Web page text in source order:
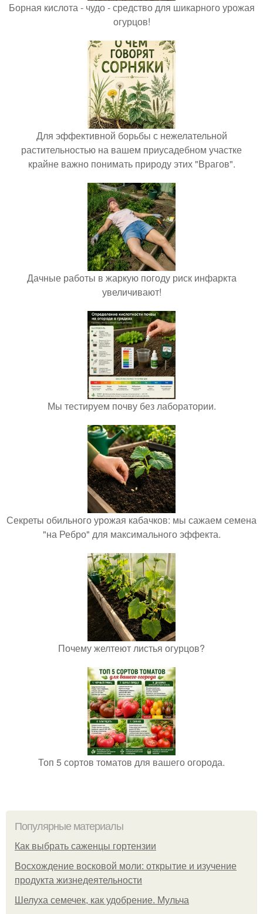
Борная кислота - чудо - средство для шикарного урожая
огурцов!
Для эффективной борьбы с нежелательной
растительностью на вашем приусадебном участке
крайне важно понимать природу этих "Врагов".
Дачные работы в жаркую погоду риск инфаркта
увеличивают!
Мы тестируем почву без лаборатории.
Секреты обильного урожая кабачков: мы сажаем семена
"на Ребро" для максимального эффекта.
Почему желтеют листья огурцов?
Топ 5 сортов томатов для вашего огорода.
Популярные материалы
Как выбрать саженцы гортензии
Восхождение восковой моли: открытие и изучение
продукта жизнедеятельности
Шелуха семечек, как удобрение. Мульча